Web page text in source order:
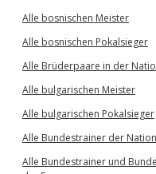
Alle bosnischen Meister
Alle bosnischen Pokalsieger
Alle Brüderpaare in der
Alle bulgarischen Meister
Alle bulgarischen Pokalsieger
Alle Bundestrainer der
Alle Bundestrainer und